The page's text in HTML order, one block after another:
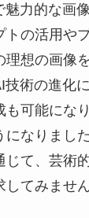
力的な画
トの活用や
理想の画像
技術の進化
も可能にな
になりまし
じて、芸術
てみませ